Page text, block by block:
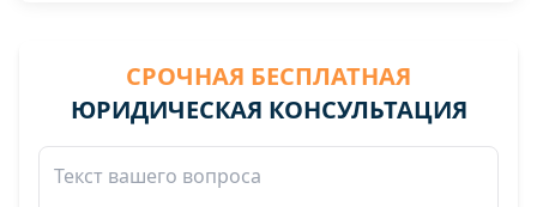
СРОЧНАЯ БЕСПЛАТНАЯ
ЮРИДИЧЕСКАЯ КОНСУЛЬТАЦИЯ